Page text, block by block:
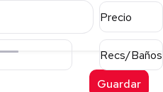
Precio
Recs/Baños
Guardar